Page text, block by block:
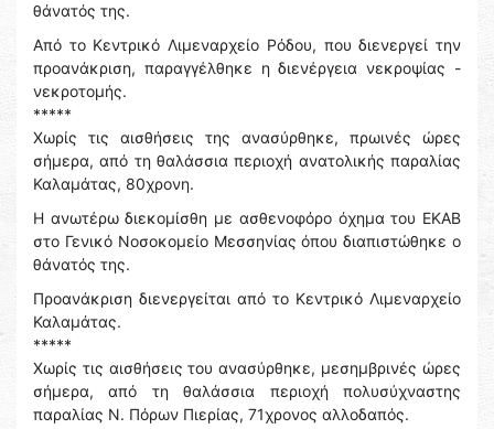
θάνατός της.
Από το Κεντρικό Λιμεναρχείο Ρόδου, που διενεργεί την
προανάκριση, παραγγέλθηκε η διενέργεια νεκροψίας -
νεκροτομής.
*****
Χωρίς τις αισθήσεις της ανασύρθηκε, πρωινές ώρες
σήμερα, από τη θαλάσσια περιοχή ανατολικής παραλίας
Καλαμάτας, 80χρονη.
Η ανωτέρω διεκομίσθη με ασθενοφόρο όχημα του ΕΚΑΒ
στο Γενικό Νοσοκομείο Μεσσηνίας όπου διαπιστώθηκε ο
θάνατός της.
Προανάκριση διενεργείται από το Κεντρικό Λιμεναρχείο
Καλαμάτας.
*****
Χωρίς τις αισθήσεις του ανασύρθηκε, μεσημβρινές ώρες
σήμερα, από τη θαλάσσια περιοχή πολυσύχναστης
παραλίας Ν. Πόρων Πιερίας, 71χρονος αλλοδαπός.